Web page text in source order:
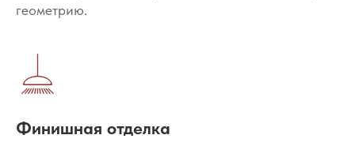
геометрию.
Финишная отделка